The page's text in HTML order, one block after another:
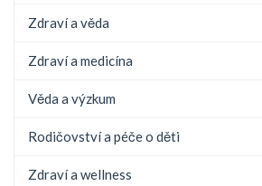
Zdraví a věda
Zdraví a medicína
Věda a výzkum
Rodičovství a péče o děti
Zdraví a wellness